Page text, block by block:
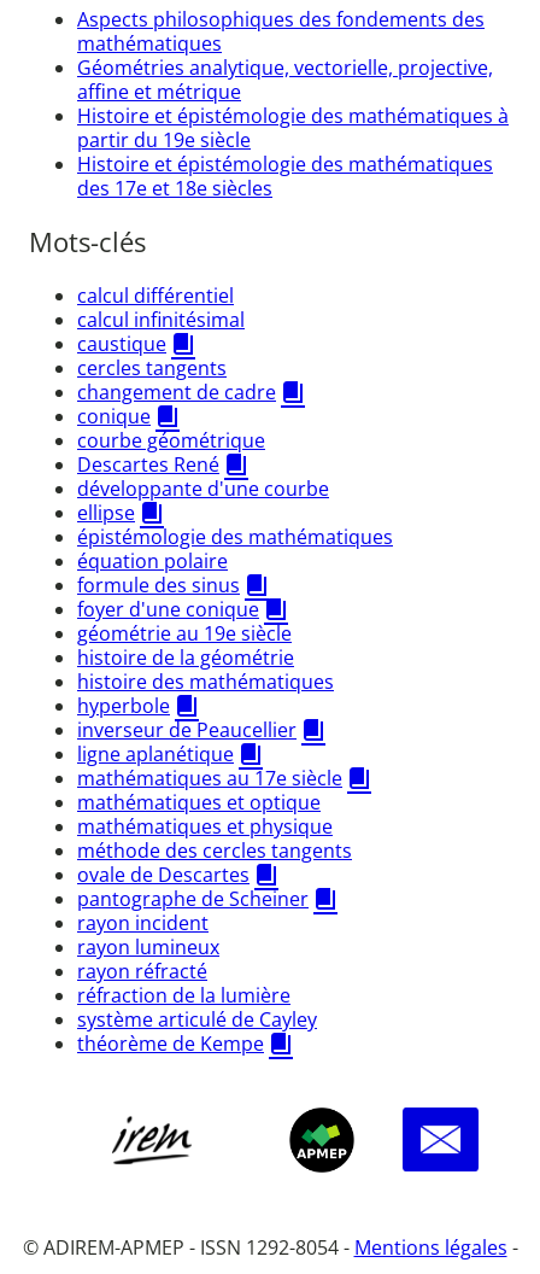
Aspects philosophiques des fondements des
mathématiques
Géométries analytique, vectorielle, projective,
affine et métrique
Histoire et épistémologie des mathématiques à
partir du 19e siècle
Histoire et épistémologie des mathématiques
des 17e et 18e siècles
Mots-clés
calcul différentiel
calcul infinitésimal
caustique
cercles tangents
changement de cadre
conique
courbe géométrique
Descartes René
développante d'une courbe
ellipse
épistémologie des mathématiques
équation polaire
formule des sinus
foyer d'une conique
géométrie au 19e siècle
histoire de la géométrie
histoire des mathématiques
hyperbole
inverseur de Peaucellier
ligne aplanétique
mathématiques au 17e siècle
mathématiques et optique
mathématiques et physique
méthode des cercles tangents
ovale de Descartes
pantographe de Scheiner
rayon incident
rayon lumineux
rayon réfracté
réfraction de la lumière
système articulé de Cayley
théorème de Kempe
© ADIREM-APMEP - ISSN 1292-8054 - Mentions légales -